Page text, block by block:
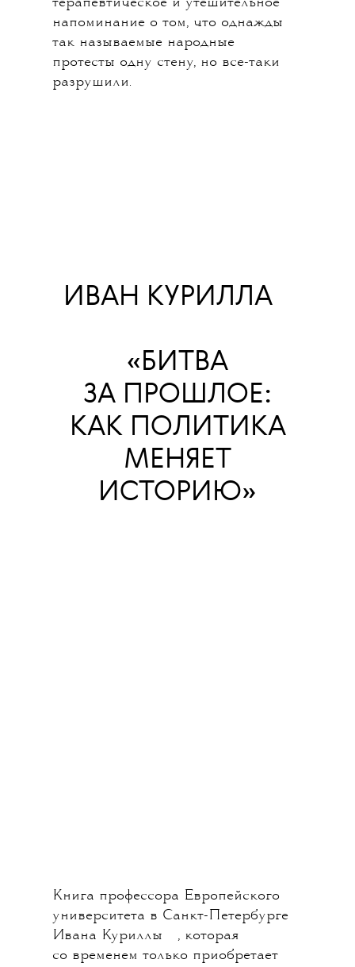
напоминание о том, что однажды
так называемые народные
протесты одну стену, но все-таки
разрушили.
ИВАН КУРИЛЛА
«БИТВА
ЗА ПРОШЛОЕ:
КАК ПОЛИТИКА
МЕНЯЕТ
ИСТОРИЮ»
Книга профессора Европейского
университета в Санкт-Петербурге
Ивана Куриллы
, которая
со временем только приобретает